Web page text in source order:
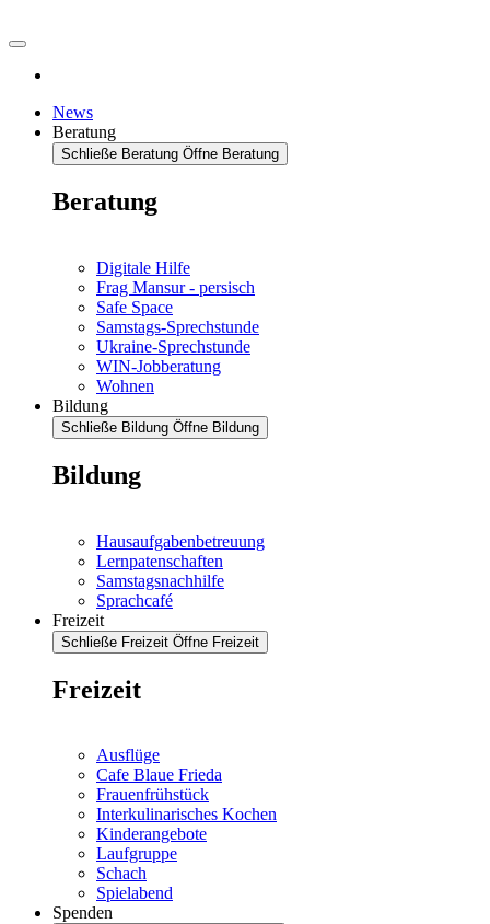
News
Beratung
Schließe Beratung Öffne Beratung
Beratung
Digitale Hilfe
Frag Mansur - persisch
Safe Space
Samstags-Sprechstunde
Ukraine-Sprechstunde
WIN-Jobberatung
Wohnen
Bildung
Schließe Bildung Öffne Bildung
Bildung
Hausaufgabenbetreuung
Lernpatenschaften
Samstagsnachhilfe
Sprachcafé
Freizeit
Schließe Freizeit Öffne Freizeit
Freizeit
Ausflüge
Cafe Blaue Frieda
Frauenfrühstück
Interkulinarisches Kochen
Kinderangebote
Laufgruppe
Schach
Spielabend
Spenden